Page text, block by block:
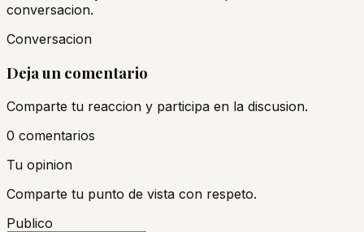
conversacion.
Conversacion
Deja un comentario
Comparte tu reaccion y participa en la discusion.
0 comentarios
Tu opinion
Comparte tu punto de vista con respeto.
Publico